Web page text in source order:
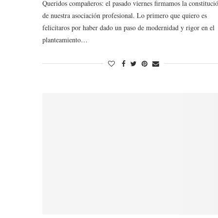
Queridos compañeros: el pasado viernes firmamos la
de nuestra asociación profesional. Lo primero que quiero es
felicitaros por haber dado un paso de modernidad y rigor en el
planteamiento…